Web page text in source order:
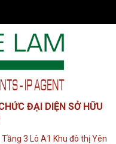
ĐẠI DIỆN SỞ HỮU
Tầng 3 Lô A1 Khu đô thị Yên